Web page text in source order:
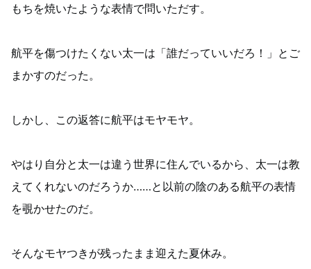
もちを焼いたような表情で問いただす。
航平を傷つけたくない太一は「誰だっていいだろ！」とご
まかすのだった。
しかし、この返答に航平はモヤモヤ。
やはり自分と太一は違う世界に住んでいるから、太一は教
えてくれないのだろうか……と以前の陰のある航平の表情
を覗かせたのだ。
そんなモヤつきが残ったまま迎えた夏休み。